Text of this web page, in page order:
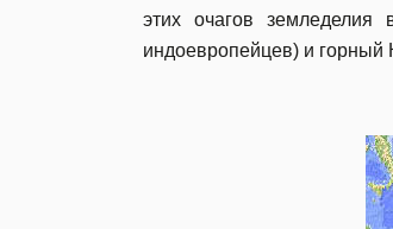
этих очагов
индоевропейцев) и горный